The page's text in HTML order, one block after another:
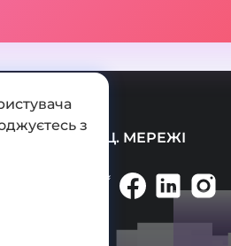
СОЦ. МЕРЕЖІ
з